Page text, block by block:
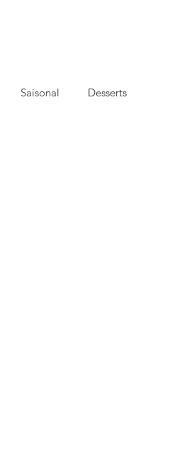
Saisonal Desserts